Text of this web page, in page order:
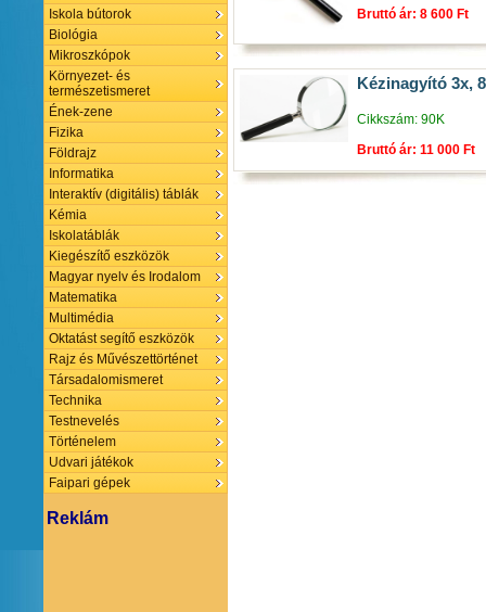
Iskola bútorok
Biológia
Mikroszkópok
Környezet- és
természetismeret
Ének-zene
Fizika
Földrajz
Informatika
Interaktív (digitális) táblák
Kémia
Iskolatáblák
Kiegészítő eszközök
Magyar nyelv és Irodalom
Matematika
Multimédia
Oktatást segítő eszközök
Rajz és Művészettörténet
Társadalomismeret
Technika
Testnevelés
Történelem
Udvari játékok
Faipari gépek
Reklám
Bruttó ár: 8 600 Ft
Kézinagyító 3x,
Cikkszám: 90K
Bruttó ár: 11 000 Ft